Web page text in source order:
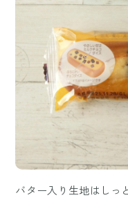
バター入り生地はしっ